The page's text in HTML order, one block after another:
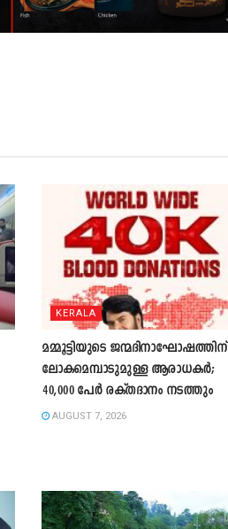
KERALA
മമ്മൂട്ടിയുടെ ജന്മദിനാഘോഷത്തിന്
ലോകമെമ്പാടുമുള്ള ആരാധകർ;
40,000 പേർ രക്തദാനം നടത്തും
AUGUST 7, 2026